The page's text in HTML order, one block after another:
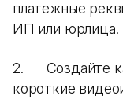
платежные
ИП или юрлица.
2. Создайте
короткие